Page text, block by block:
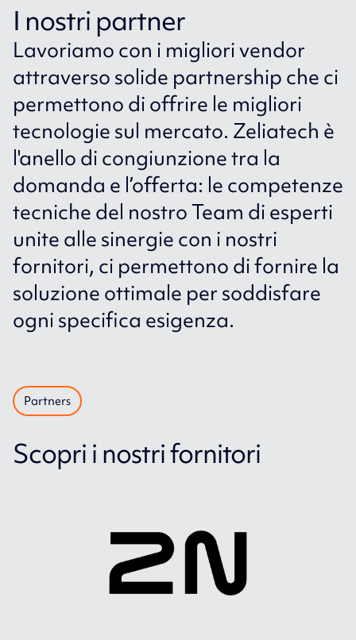
I nostri partner
Lavoriamo con i migliori vendor
attraverso solide partnership che ci
permettono di offrire le migliori
tecnologie sul mercato. Zeliatech è
l'anello di congiunzione tra la
domanda e l’offerta: le competenze
tecniche del nostro Team di esperti
unite alle sinergie con i nostri
fornitori, ci permettono di fornire la
soluzione ottimale per soddisfare
ogni specifica esigenza.
Partners
Scopri i nostri fornitori